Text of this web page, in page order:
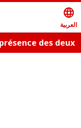
language
العربية
des deux